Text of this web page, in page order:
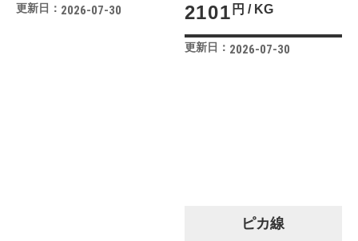
更新日： 2026-07-30 2101 円 / KG
更新日： 2026-07-30
ピカ線